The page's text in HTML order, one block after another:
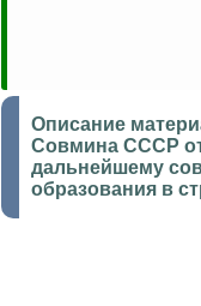
Описание
Совмина СССР от
дальнейшему
образования в